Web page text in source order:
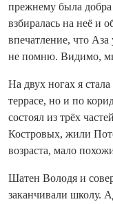
прежнему была добра
взбиралась на неё и
впечатление, что Аза
не помню. Видимо, мы
На двух ногах я
террасе, но и по
состоял из трёх
Костровых, жили
возраста, мало
Шатен Володя и
заканчивали школу.